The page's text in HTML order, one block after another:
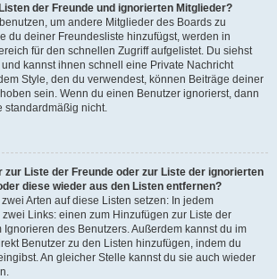
der Freunde und ignorierten Mitglieder?
um andere Mitglieder des Boards zu
du deiner Freundesliste hinzufügst, werden in
für den schnellen Zugriff aufgelistet. Du siehst
kannst ihnen schnell eine Private Nachricht
Style, den du verwendest, können Beiträge deiner
sein. Wenn du einen Benutzer ignorierst, dann
standardmäßig nicht.
zur Liste der Freunde oder zur Liste der ignorierten
diese wieder aus den Listen entfernen?
Arten auf diese Listen setzen: In jedem
Links: einen zum Hinzufügen zur Liste der
Ignorieren des Benutzers. Außerdem kannst du im
Benutzer zu den Listen hinzufügen, indem du
An gleicher Stelle kannst du sie auch wieder